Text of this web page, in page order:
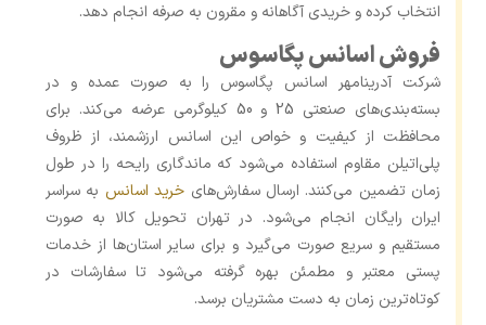
انتخاب کرده و خریدی آگاهانه و مقرون ‌به ‌صرفه انجام دهد.
فروش اسانس پگاسوس
شرکت آدرینامهر اسانس پگاسوس را به صورت عمده و در
بسته‌بندی‌های صنعتی 25 و 50 کیلوگرمی عرضه می‌کند. برای
محافظت از کیفیت و خواص این اسانس ارزشمند، از ظروف
پلی‌اتیلن مقاوم استفاده می‌شود که ماندگاری رایحه را در طول
زمان تضمین می‌کنند. ارسال سفارش‌های خرید اسانس به سراسر
ایران رایگان انجام می‌شود. در تهران تحویل کالا به‌ صورت
مستقیم و سریع صورت می‌گیرد و برای سایر استان‌ها از خدمات
پستی معتبر و مطمئن بهره گرفته می‌شود تا سفارشات در
کوتاه‌ترین زمان به دست مشتریان برسد.